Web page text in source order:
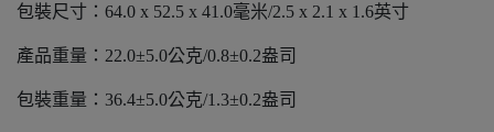
包裝尺寸：64.0 x 52.5 x 41.0毫米/2.5 x 2.1 x 1.6英寸
產品重量：22.0±5.0公克/0.8±0.2盎司
包裝重量：36.4±5.0公克/1.3±0.2盎司